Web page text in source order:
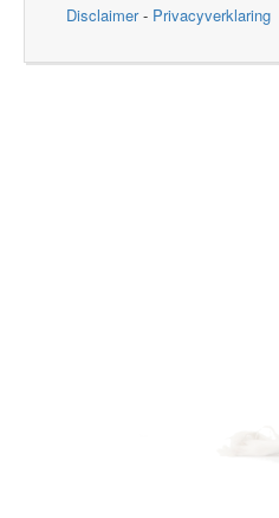
Disclaimer- Privacyverklaring